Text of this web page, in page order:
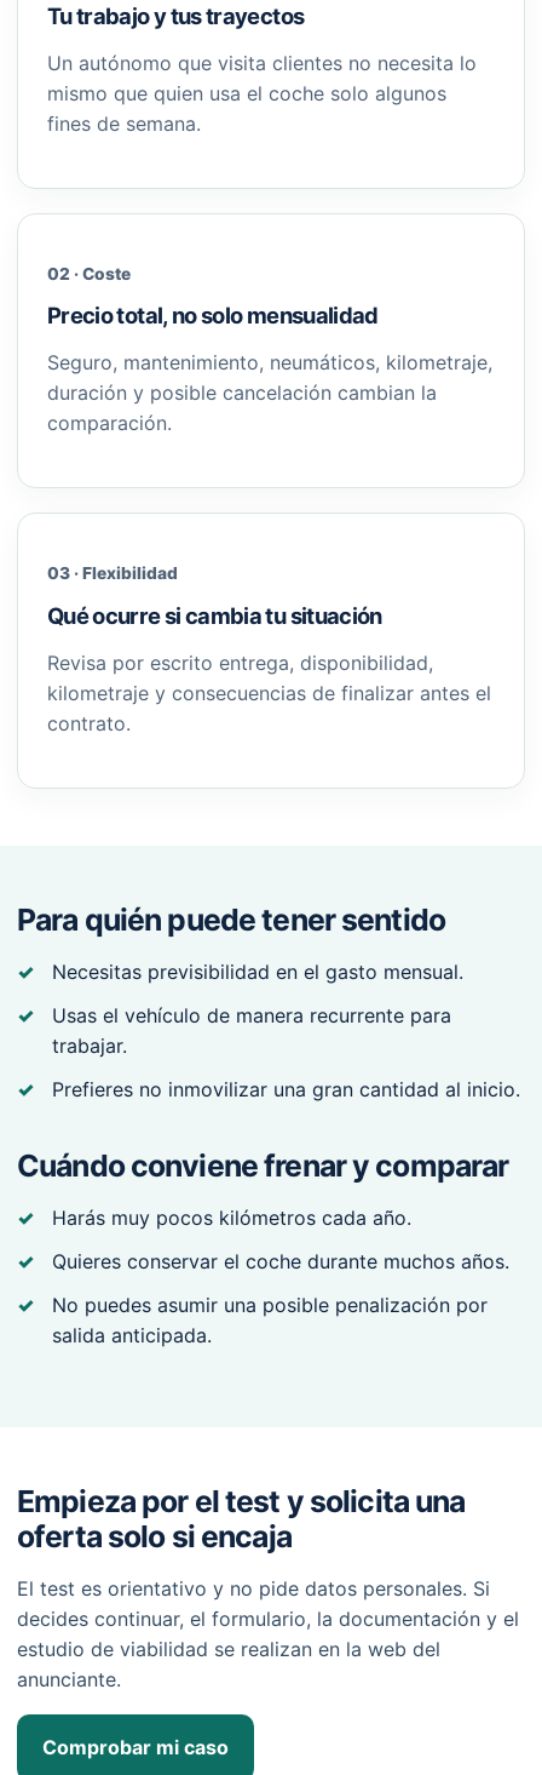
Tu trabajo y tus trayectos
Un autónomo que visita clientes no necesita lo
mismo que quien usa el coche solo algunos
fines de semana.
02 · Coste
Precio total, no solo mensualidad
Seguro, mantenimiento, neumáticos, kilometraje,
duración y posible cancelación cambian la
comparación.
03 · Flexibilidad
Qué ocurre si cambia tu situación
Revisa por escrito entrega, disponibilidad,
kilometraje y consecuencias de finalizar antes el
contrato.
Para quién puede tener sentido
Necesitas previsibilidad en el gasto mensual.
Usas el vehículo de manera recurrente para
trabajar.
Prefieres no inmovilizar una gran cantidad al inicio.
Cuándo conviene frenar y comparar
Harás muy pocos kilómetros cada año.
Quieres conservar el coche durante muchos años.
No puedes asumir una posible penalización por
salida anticipada.
Empieza por el test y solicita una
oferta solo si encaja
El test es orientativo y no pide datos personales. Si
decides continuar, el formulario, la documentación y el
estudio de viabilidad se realizan en la web del
anunciante.
Comprobar mi caso